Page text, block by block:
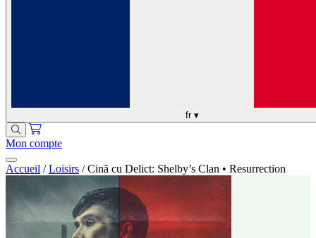
fr ▾
Mon compte
Accueil / Loisirs / Cină cu Delict: Shelby’s Clan • Resurrection